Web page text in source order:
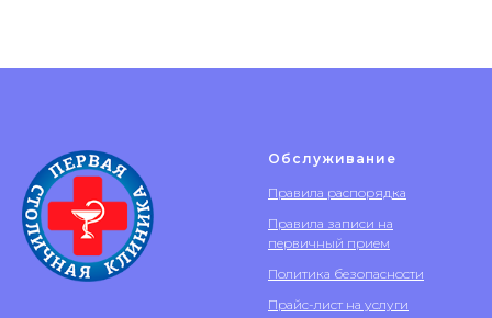
Обслуживание
Правила распорядка
Правила записи на
первичный прием
Политика безопасности
Прайс-лист на услуги